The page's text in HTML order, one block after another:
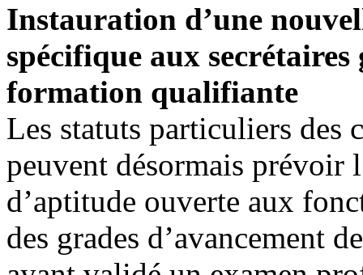
Instauration d’une
spécifique aux
formation qualifiante
Les statuts particuliers des
peuvent désormais prévoir
d’aptitude ouverte aux
des grades d’avancement